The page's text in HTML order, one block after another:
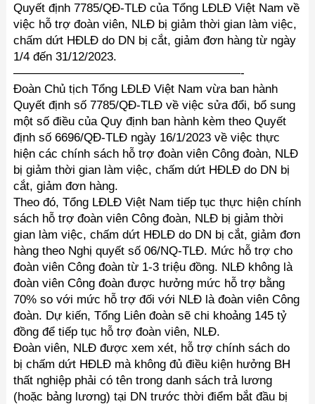
Quyết định 7785/QĐ-TLĐ của Tổng LĐLĐ Việt Nam về
việc hỗ trợ đoàn viên, NLĐ bị giảm thời gian làm việc,
chấm dứt HĐLĐ do DN bị cắt, giảm đơn hàng từ ngày
1/4 đến 31/12/2023.
———————————————————-
Đoàn Chủ tịch Tổng LĐLĐ Việt Nam vừa ban hành
Quyết định số 7785/QĐ-TLĐ về việc sửa đổi, bổ sung
một số điều của Quy định ban hành kèm theo Quyết
định số 6696/QĐ-TLĐ ngày 16/1/2023 về việc thực
hiện các chính sách hỗ trợ đoàn viên Công đoàn, NLĐ
bị giảm thời gian làm việc, chấm dứt HĐLĐ do DN bị
cắt, giảm đơn hàng.
Theo đó, Tổng LĐLĐ Việt Nam tiếp tục thực hiện chính
sách hỗ trợ đoàn viên Công đoàn, NLĐ bị giảm thời
gian làm việc, chấm dứt HĐLĐ do DN bị cắt, giảm đơn
hàng theo Nghị quyết số 06/NQ-TLĐ. Mức hỗ trợ cho
đoàn viên Công đoàn từ 1-3 triệu đồng. NLĐ không là
đoàn viên Công đoàn được hưởng mức hỗ trợ bằng
70% so với mức hỗ trợ đối với NLĐ là đoàn viên Công
đoàn. Dự kiến, Tổng Liên đoàn sẽ chi khoảng 145 tỷ
đồng để tiếp tục hỗ trợ đoàn viên, NLĐ.
Đoàn viên, NLĐ được xem xét, hỗ trợ chính sách do
bị chấm dứt HĐLĐ mà không đủ điều kiện hưởng BH
thất nghiệp phải có tên trong danh sách trả lương
(hoặc bảng lương) tại DN trước thời điểm bắt đầu bị